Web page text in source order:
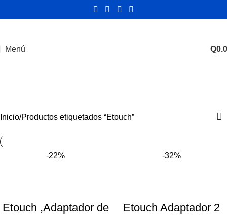
Menú Q
Inicio Productos etiquetados “Etouch”
-22%
Etouch ,Adaptador de
-32%
Etouch Adaptador 2